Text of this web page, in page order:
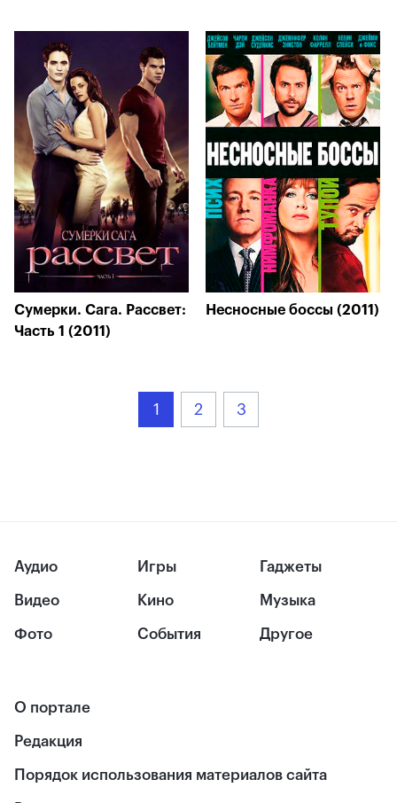
Сумерки. Сага. Рассвет:
Часть 1 (2011)
Несносные боссы (2011)
1 2 3
Аудио
Видео
Фото
Игры
Кино
События
Гаджеты
Музыка
Другое
О портале
Редакция
Порядок использования материалов сайта